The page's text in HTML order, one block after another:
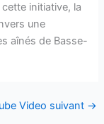
initiative, la
une
aînés de Basse-
Video suivant →